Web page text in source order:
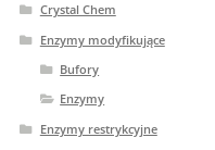
Crystal Chem
Enzymy modyfikujące
Bufory
Enzymy
Enzymy restrykcyjne